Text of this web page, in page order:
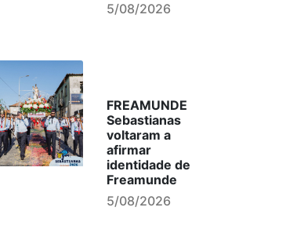
5/08/2026
FREAMUNDE
Sebastianas
voltaram a
afirmar
identidade de
Freamunde
5/08/2026